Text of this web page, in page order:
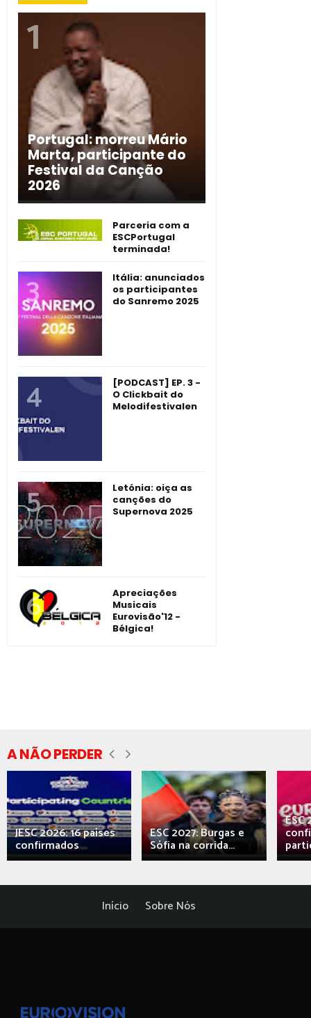
Portugal: morreu Mário
Marta, participante do
Festival da Canção
2026
Parceria com a
ESCPortugal
terminada!
Itália: anunciados
os participantes
do Sanremo 2025
[PODCAST] EP. 3 -
O Clickbait do
Melodifestivalen
Letónia: oiça as
canções do
Supernova 2025
Apreciações
Musicais
Eurovisão'12 -
Bélgica!
A NÃO PERDER
JESC 2026: 16 países
confirmados
ESC 2027: Burgas e
Sófia na corrida...
ESC
Início Sobre Nós